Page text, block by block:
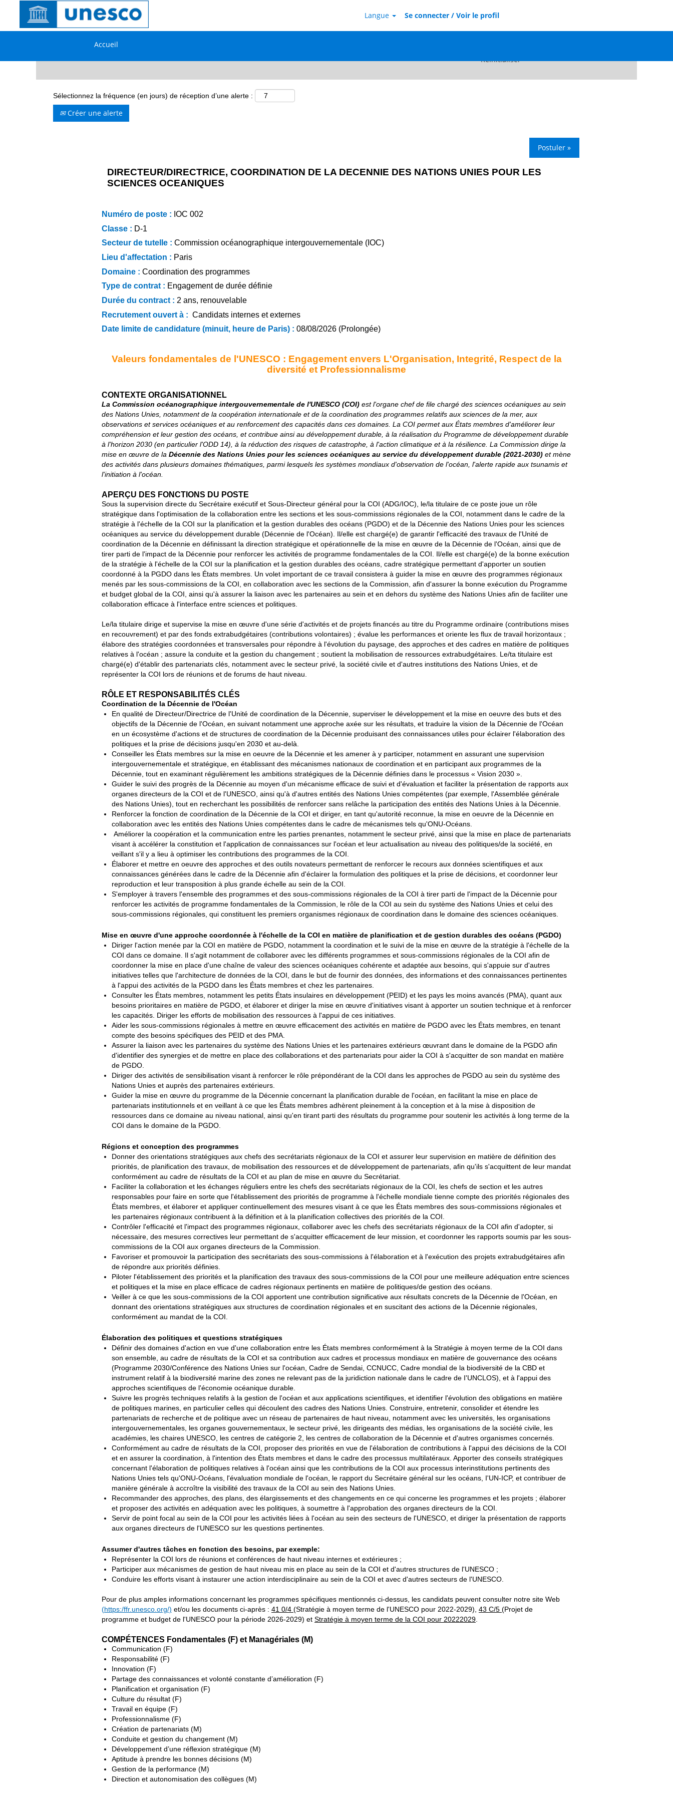
Langue Se connecter / Voir le profil
Accueil
Rechercher par mot-clé
Afficher plus d’options
Réinitialiser
Sélectionnez la fréquence (en jours) de réception d’une alerte :
Créer une alerte
Postuler »
DIRECTEUR/DIRECTRICE, COORDINATION DE LA DECENNIE DES NATIONS UNIES POUR LES
SCIENCES OCEANIQUES
Numéro de poste : IOC 002
Classe : D-1
Secteur de tutelle : Commission océanographique intergouvernementale (IOC)
Lieu d'affectation : Paris
Domaine : Coordination des programmes
Type de contrat : Engagement de durée définie
Durée du contract : 2 ans, renouvelable
Recrutement ouvert à : Candidats internes et externes
Date limite de candidature (minuit, heure de Paris) : 08/08/2026 (Prolongée)
Valeurs fondamentales de l'UNESCO : Engagement envers L'Organisation, Integrité, Respect de la
diversité et Professionnalisme
CONTEXTE ORGANISATIONNEL
La Commission océanographique intergouvernementale de l'UNESCO (COI) est l'organe chef de file chargé des sciences océaniques au sein
des Nations Unies, notamment de la coopération internationale et de la coordination des programmes relatifs aux sciences de la mer, aux
observations et services océaniques et au renforcement des capacités dans ces domaines. La COI permet aux États membres d'améliorer leur
compréhension et leur gestion des océans, et contribue ainsi au développement durable, à la réalisation du Programme de développement durable
à l'horizon 2030 (en particulier l'ODD 14), à la réduction des risques de catastrophe, à l'action climatique et à la résilience. La Commission dirige la
mise en œuvre de la Décennie des Nations Unies pour les sciences océaniques au service du développement durable (2021-2030) et mène
des activités dans plusieurs domaines thématiques, parmi lesquels les systèmes mondiaux d'observation de l'océan, l'alerte rapide aux tsunamis et
l'initiation à l'océan.
APERÇU DES FONCTIONS DU POSTE
Sous la supervision directe du Secrétaire exécutif et Sous-Directeur général pour la COI (ADG/IOC), le/la titulaire de ce poste joue un rôle
stratégique dans l'optimisation de la collaboration entre les sections et les sous-commissions régionales de la COI, notamment dans le cadre de la
stratégie à l'échelle de la COI sur la planification et la gestion durables des océans (PGDO) et de la Décennie des Nations Unies pour les sciences
océaniques au service du développement durable (Décennie de l'Océan). Il/elle est chargé(e) de garantir l'efficacité des travaux de l'Unité de
coordination de la Décennie en définissant la direction stratégique et opérationnelle de la mise en œuvre de la Décennie de l'Océan, ainsi que de
tirer parti de l'impact de la Décennie pour renforcer les activités de programme fondamentales de la COI. Il/elle est chargé(e) de la bonne exécution
de la stratégie à l'échelle de la COI sur la planification et la gestion durables des océans, cadre stratégique permettant d'apporter un soutien
coordonné à la PGDO dans les États membres. Un volet important de ce travail consistera à guider la mise en œuvre des programmes régionaux
menés par les sous-commissions de la COI, en collaboration avec les sections de la Commission, afin d'assurer la bonne exécution du Programme
et budget global de la COI, ainsi qu'à assurer la liaison avec les partenaires au sein et en dehors du système des Nations Unies afin de faciliter une
collaboration efficace à l'interface entre sciences et politiques.
Le/la titulaire dirige et supervise la mise en œuvre d'une série d'activités et de projets financés au titre du Programme ordinaire (contributions mises
en recouvrement) et par des fonds extrabudgétaires (contributions volontaires) ; évalue les performances et oriente les flux de travail horizontaux ;
élabore des stratégies coordonnées et transversales pour répondre à l'évolution du paysage, des approches et des cadres en matière de politiques
relatives à l'océan ; assure la conduite et la gestion du changement ; soutient la mobilisation de ressources extrabudgétaires. Le/ta titulaire est
chargé(e) d'établir des partenariats clés, notamment avec le secteur privé, la société civile et d'autres institutions des Nations Unies, et de
représenter la COI lors de réunions et de forums de haut niveau.
RÔLE ET RESPONSABILITÉS CLÉS
Coordination de la Décennie de l'Océan
En qualité de Directeur/Directrice de l'Unité de coordination de la Décennie, superviser le développement et la mise en oeuvre des buts et des
objectifs de la Décennie de l'Océan, en suivant notamment une approche axée sur les résultats, et traduire la vision de la Décennie de l'Océan
en un écosystème d'actions et de structures de coordination de la Décennie produisant des connaissances utiles pour éclairer l'élaboration des
politiques et la prise de décisions jusqu'en 2030 et au-delà.
Conseiller les États membres sur la mise en oeuvre de la Décennie et les amener à y participer, notamment en assurant une supervision
intergouvernementale et stratégique, en établissant des mécanismes nationaux de coordination et en participant aux programmes de la
Décennie, tout en examinant régulièrement les ambitions stratégiques de la Décennie définies dans le processus « Vision 2030 ».
Guider le suivi des progrès de la Décennie au moyen d'un mécanisme efficace de suivi et d'évaluation et faciliter la présentation de rapports aux
organes directeurs de la COI et de l'UNESCO, ainsi qu'à d'autres entités des Nations Unies compétentes (par exemple, l'Assemblée générale
des Nations Unies), tout en recherchant les possibilités de renforcer sans relâche la participation des entités des Nations Unies à la Décennie.
Renforcer la fonction de coordination de la Décennie de la COI et diriger, en tant qu'autorité reconnue, la mise en oeuvre de la Décennie en
collaboration avec les entités des Nations Unies compétentes dans le cadre de mécanismes tels qu'ONU-Océans.
Améliorer la coopération et la communication entre les parties prenantes, notamment le secteur privé, ainsi que la mise en place de partenariats
visant à accélérer la constitution et l'application de connaissances sur l'océan et leur actualisation au niveau des politiques/de la société, en
veillant s'il y a lieu à optimiser les contributions des programmes de la COI.
Élaborer et mettre en oeuvre des approches et des outils novateurs permettant de renforcer le recours aux données scientifiques et aux
connaissances générées dans le cadre de la Décennie afin d'éclairer la formulation des politiques et la prise de décisions, et coordonner leur
reproduction et leur transposition à plus grande échelle au sein de la COI.
S'employer à travers l'ensemble des programmes et des sous-commissions régionales de la COI à tirer parti de l'impact de la Décennie pour
renforcer les activités de programme fondamentales de la Commission, le rôle de la COI au sein du système des Nations Unies et celui des
sous-commissions régionales, qui constituent les premiers organismes régionaux de coordination dans le domaine des sciences océaniques.
Mise en œuvre d'une approche coordonnée à l'échelle de la COI en matière de planification et de gestion durables des océans (PGDO)
Diriger l'action menée par la COI en matière de PGDO, notamment la coordination et le suivi de la mise en œuvre de la stratégie à l'échelle de la
COI dans ce domaine. Il s'agit notamment de collaborer avec les différents programmes et sous-commissions régionales de la COI afin de
coordonner la mise en place d'une chaîne de valeur des sciences océaniques cohérente et adaptée aux besoins, qui s'appuie sur d'autres
initiatives telles que l'architecture de données de la COI, dans le but de fournir des données, des informations et des connaissances pertinentes
à l'appui des activités de la PGDO dans les États membres et chez les partenaires.
Consulter les États membres, notamment les petits États insulaires en développement (PEID) et les pays les moins avancés (PMA), quant aux
besoins prioritaires en matière de PGDO, et élaborer et diriger la mise en œuvre d'initiatives visant à apporter un soutien technique et à renforcer
les capacités. Diriger les efforts de mobilisation des ressources à l'appui de ces initiatives.
Aider les sous-commissions régionales à mettre en œuvre efficacement des activités en matière de PGDO avec les États membres, en tenant
compte des besoins spécifiques des PEID et des PMA.
Assurer la liaison avec les partenaires du système des Nations Unies et les partenaires extérieurs œuvrant dans le domaine de la PGDO afin
d'identifier des synergies et de mettre en place des collaborations et des partenariats pour aider la COI à s'acquitter de son mandat en matière
de PGDO.
Diriger des activités de sensibilisation visant à renforcer le rôle prépondérant de la COI dans les approches de PGDO au sein du système des
Nations Unies et auprès des partenaires extérieurs.
Guider la mise en œuvre du programme de la Décennie concernant la planification durable de l'océan, en facilitant la mise en place de
partenariats institutionnels et en veillant à ce que les États membres adhèrent pleinement à la conception et à la mise à disposition de
ressources dans ce domaine au niveau national, ainsi qu'en tirant parti des résultats du programme pour soutenir les activités à long terme de la
COI dans le domaine de la PGDO.
Régions et conception des programmes
Donner des orientations stratégiques aux chefs des secrétariats régionaux de la COI et assurer leur supervision en matière de définition des
priorités, de planification des travaux, de mobilisation des ressources et de développement de partenariats, afin qu'ils s'acquittent de leur mandat
conformément au cadre de résultats de la COI et au plan de mise en œuvre du Secrétariat.
Faciliter la collaboration et les échanges réguliers entre les chefs des secrétariats régionaux de la COI, les chefs de section et les autres
responsables pour faire en sorte que l'établissement des priorités de programme à l'échelle mondiale tienne compte des priorités régionales des
États membres, et élaborer et appliquer continuellement des mesures visant à ce que les États membres des sous-commissions régionales et
les partenaires régionaux contribuent à la définition et à la planification collectives des priorités de la COI.
Contrôler l'efficacité et l'impact des programmes régionaux, collaborer avec les chefs des secrétariats régionaux de la COI afin d'adopter, si
nécessaire, des mesures correctives leur permettant de s'acquitter efficacement de leur mission, et coordonner les rapports soumis par les sous-
commissions de la COI aux organes directeurs de la Commission.
Favoriser et promouvoir la participation des secrétariats des sous-commissions à l'élaboration et à l'exécution des projets extrabudgétaires afin
de répondre aux priorités définies.
Piloter l'établissement des priorités et la planification des travaux des sous-commissions de la COI pour une meilleure adéquation entre sciences
et politiques et la mise en place efficace de cadres régionaux pertinents en matière de politiques/de gestion des océans.
Veiller à ce que les sous-commissions de la COI apportent une contribution significative aux résultats concrets de la Décennie de l'Océan, en
donnant des orientations stratégiques aux structures de coordination régionales et en suscitant des actions de la Décennie régionales,
conformément au mandat de la COI.
Élaboration des politiques et questions stratégiques
Définir des domaines d'action en vue d'une collaboration entre les États membres conformément à la Stratégie à moyen terme de la COI dans
son ensemble, au cadre de résultats de la COI et sa contribution aux cadres et processus mondiaux en matière de gouvernance des océans
(Programme 2030/Conférence des Nations Unies sur l'océan, Cadre de Sendai, CCNUCC, Cadre mondial de la biodiversité de la CBD et
instrument relatif à la biodiversité marine des zones ne relevant pas de la juridiction nationale dans le cadre de I'UNCLOS), et à l'appui des
approches scientifiques de l'économie océanique durable.
Suivre les progrès techniques relatifs à la gestion de l'océan et aux applications scientifiques, et identifier l'évolution des obligations en matière
de politiques marines, en particulier celles qui découlent des cadres des Nations Unies. Construire, entretenir, consolider et étendre les
partenariats de recherche et de politique avec un réseau de partenaires de haut niveau, notamment avec les universités, les organisations
intergouvernementales, les organes gouvernementaux, le secteur privé, les dirigeants des médias, les organisations de la société civile, les
académies, les chaires UNESCO, les centres de catégorie 2, les centres de collaboration de la Décennie et d'autres organismes concernés.
Conformément au cadre de résultats de la COI, proposer des priorités en vue de l'élaboration de contributions à l'appui des décisions de la COI
et en assurer la coordination, à l'intention des États membres et dans le cadre des processus multilatéraux. Apporter des conseils stratégiques
concernant l'élaboration de politiques relatives à l'océan ainsi que les contributions de la COI aux processus interinstitutions pertinents des
Nations Unies tels qu'ONU-Océans, l'évaluation mondiale de l'océan, le rapport du Secrétaire général sur les océans, I'UN-ICP, et contribuer de
manière générale à accroître la visibilité des travaux de la COI au sein des Nations Unies.
Recommander des approches, des plans, des élargissements et des changements en ce qui concerne les programmes et les projets ; élaborer
et proposer des activités en adéquation avec les politiques, à soumettre à l'approbation des organes directeurs de la COI.
Servir de point focal au sein de la COI pour les activités liées à l'océan au sein des secteurs de l'UNESCO, et diriger la présentation de rapports
aux organes directeurs de l'UNESCO sur les questions pertinentes.
Assumer d'autres tâches en fonction des besoins, par exemple:
Représenter la COI lors de réunions et conférences de haut niveau internes et extérieures ;
Participer aux mécanismes de gestion de haut niveau mis en place au sein de la COI et d'autres structures de l'UNESCO ;
Conduire les efforts visant à instaurer une action interdisciplinaire au sein de la COI et avec d'autres secteurs de l'UNESCO.
Pour de plus amples informations concernant les programmes spécifiques mentionnés ci-dessus, les candidats peuvent consulter notre site Web
(https:/ffr.unesco.org/) et/ou les documents ci-après : 41 0/4 (Stratégie à moyen terme de l'UNESCO pour 2022-2029), 43 C/5 (Projet de
programme et budget de l'UNESCO pour la période 2026-2029) et Stratégie à moyen terme de la COI pour 20222029.
COMPÉTENCES Fondamentales (F) et Managériales (M)
Communication (F)
Responsabilité (F)
Innovation (F)
Partage des connaissances et volonté constante d’amélioration (F)
Planification et organisation (F)
Culture du résultat (F)
Travail en équipe (F)
Professionnalisme (F)
Création de partenariats (M)
Conduite et gestion du changement (M)
Développement d’une réflexion stratégique (M)
Aptitude à prendre les bonnes décisions (M)
Gestion de la performance (M)
Direction et autonomisation des collègues (M)